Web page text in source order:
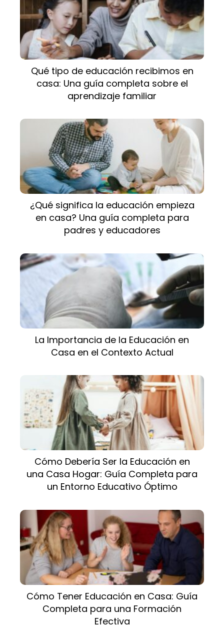
Qué tipo de educación recibimos en
casa: Una guía completa sobre el
aprendizaje familiar
¿Qué significa la educación empieza
en casa? Una guía completa para
padres y educadores
La Importancia de la Educación en
Casa en el Contexto Actual
Cómo Debería Ser la Educación en
una Casa Hogar: Guía Completa para
un Entorno Educativo Óptimo
Cómo Tener Educación en Casa: Guía
Completa para una Formación
Efectiva